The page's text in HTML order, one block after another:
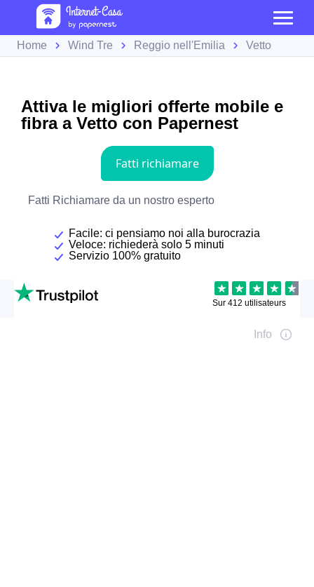
Home Wind Tre Reggio nell'Emilia Vetto